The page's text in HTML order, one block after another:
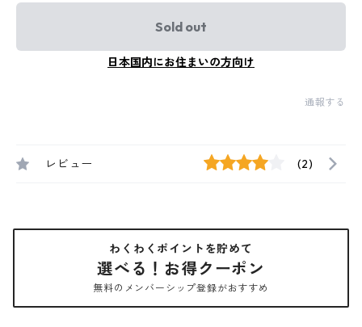
Sold out
日本国内にお住まいの方向け
通報する
レビュー (2)
わくわくポイントを貯めて
選べる！お得クーポン
無料のメンバーシップ登録がおすすめ